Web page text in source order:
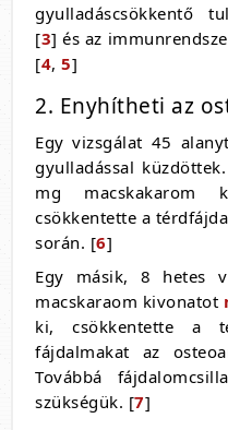
gyulladáscsökkentő
[3] és az
[4, 5]
2. Enyhítheti az
Egy vizsgálat 45
gyulladással
mg macskakarom
csökkentette a
során. [6]
Egy másik, 8 hetes
macskaraom kivonatot
ki, csökkentette a
fájdalmakat az
Továbbá
szükségük. [7]